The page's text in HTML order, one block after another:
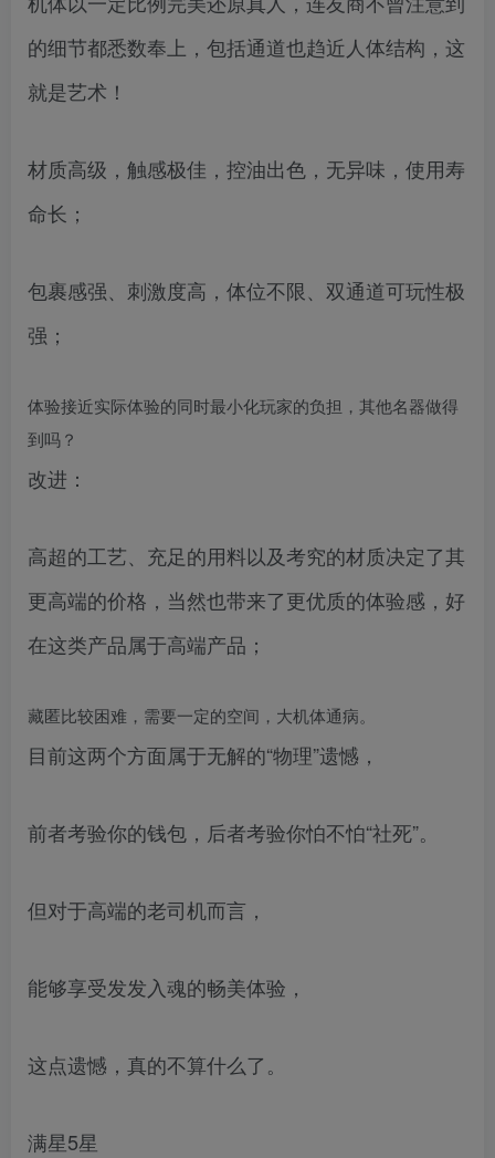
的细节都悉数奉上，包括通道也趋近人体结构，这
就是艺术！
材质高级，触感极佳，控油出色，无异味，使用寿
命长；
包裹感强、刺激度高，体位不限、双通道可玩性极
强；
体验接近实际体验的同时最小化玩家的负担，其他名器做得
到吗？
改进：
高超的工艺、充足的用料以及考究的材质决定了其
更高端的价格，当然也带来了更优质的体验感，好
在这类产品属于高端产品；
藏匿比较困难，需要一定的空间，大机体通病。
目前这两个方面属于无解的“物理”遗憾，
前者考验你的钱包，后者考验你怕不怕“社死”。
但对于高端的老司机而言，
能够享受发发入魂的畅美体验，
这点遗憾，真的不算什么了。
满星5星